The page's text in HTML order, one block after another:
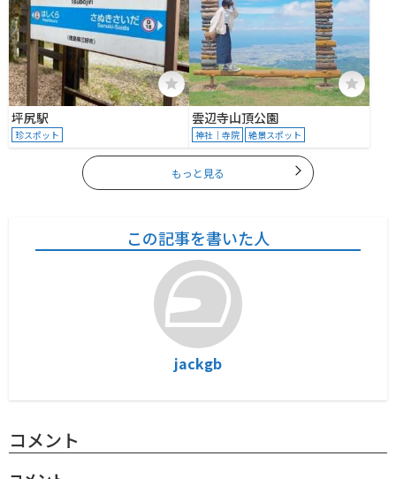
坪尻駅
珍スポット
雲辺寺山頂公園
神社｜寺院 絶景スポット
もっと見る
この記事を書いた人
jackgb
コメント